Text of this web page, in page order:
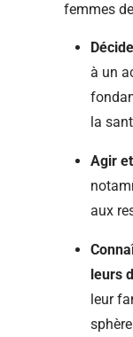
femmes
à un
la
Agir
aux
leurs
leur